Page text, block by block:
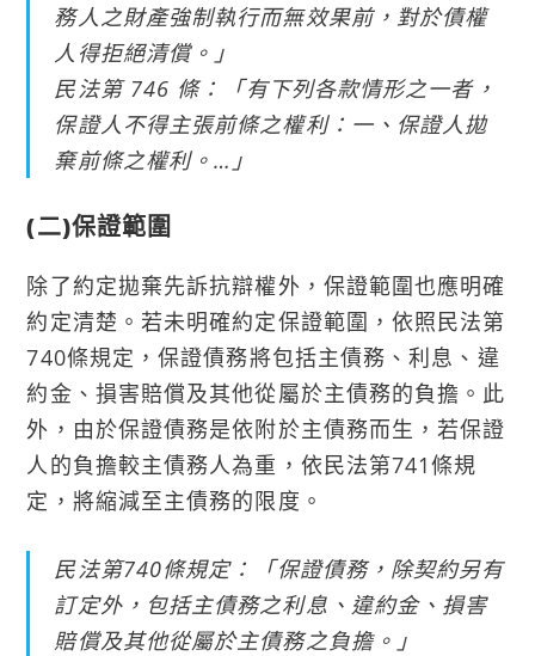
務人之財產強制執行而無效果前，對於債權
人得拒絕清償。」
民法第 746 條：「有下列各款情形之一者，
保證人不得主張前條之權利：一、保證人拋
棄前條之權利。…」
(二)保證範圍
除了約定拋棄先訴抗辯權外，保證範圍也應明確
約定清楚。若未明確約定保證範圍，依照民法第
740條規定，保證債務將包括主債務、利息、違
約金、損害賠償及其他從屬於主債務的負擔。此
外，由於保證債務是依附於主債務而生，若保證
人的負擔較主債務人為重，依民法第741條規
定，將縮減至主債務的限度。
民法第740條規定：「保證債務，除契約另有
訂定外，包括主債務之利息、違約金、損害
賠償及其他從屬於主債務之負擔。」